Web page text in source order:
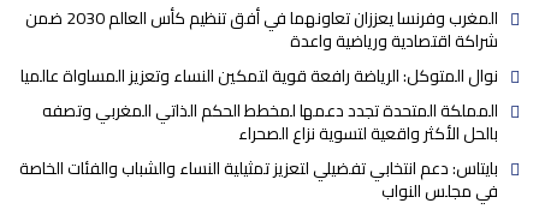
المغرب وفرنسا يعززان تعاونهما في أفق تنظيم كأس العالم 2030 ضمن
شراكة اقتصادية ورياضية واعدة
نوال المتوكل: الرياضة رافعة قوية لتمكين النساء وتعزيز المساواة عالميا
المملكة المتحدة تجدد دعمها لمخطط الحكم الذاتي المغربي وتصفه
بالحل الأكثر واقعية لتسوية نزاع الصحراء
بايتاس: دعم انتخابي تفضيلي لتعزيز تمثيلية النساء والشباب والفئات الخاصة
في مجلس النواب